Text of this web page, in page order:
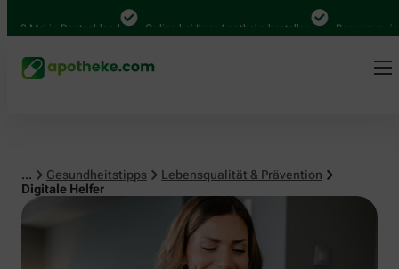
Mal in Deutschland Online bei Ihrer Apotheke bestellen Bequem
... Gesundheitstipps
Lebensqualität & Prävention
Digitale Helfer
Lebensqualität & Prävention